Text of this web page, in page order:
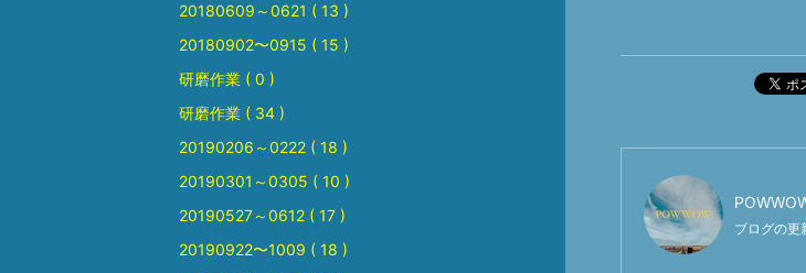
ポ
ブログの更
20180609～0621 ( 13 )
20180902〜0915 ( 15 )
研磨作業 ( 0 )
研磨作業 ( 34 )
20190206～0222 ( 18 )
20190301～0305 ( 10 )
20190527～0612 ( 17 )
20190922〜1009 ( 18 )